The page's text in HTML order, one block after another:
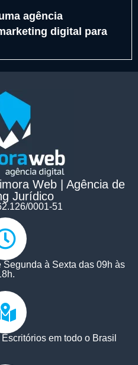
agência
digital para
Web | Agência de
Jurídico
0001-51
Segunda à Sexta das 09h às
em todo o Brasil